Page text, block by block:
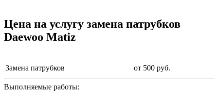
Цена на услугу замена патрубков
Daewoo Matiz
Замена патрубков от 500 руб.
Выполняемые работы: